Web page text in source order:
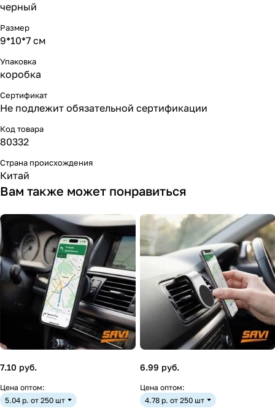
черный
Размер
9*10*7 см
Упаковка
коробка
Сертификат
Не подлежит обязательной сертификации
Код товара
80332
Страна происхождения
Китай
Вам также может понравиться
7.10 руб.
Цена оптом:
5.04 р. от 250 шт
6.99 руб.
Цена оптом:
4.78 р. от 250 шт